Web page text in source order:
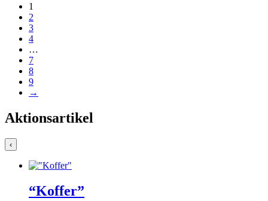
1
2
3
4
…
7
8
9
→
Aktionsartikel
‹
“Koffer”